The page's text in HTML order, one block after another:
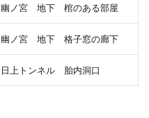
幽ノ宮 地下 棺のある部屋
幽ノ宮 地下 格子窓の廊下
日上トンネル 胎内洞口